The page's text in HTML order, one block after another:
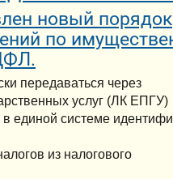
новый порядок
по
передаваться через
услуг (ЛК ЕПГУ)
единой системе
из налогового